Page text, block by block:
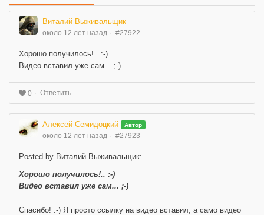
Виталий Выживальщик
около 12 лет назад #27922
Хорошо получилось!.. :-)
Видео вставил уже сам... ;-)
0 Ответить
Алексей Семидоцкий Автор
около 12 лет назад #27923
Posted by Виталий Выживальщик:
Хорошо получилось!.. :-)
Видео вставил уже сам... ;-)
Спасибо! :-) Я просто ссылку на видео вставил, а само видео